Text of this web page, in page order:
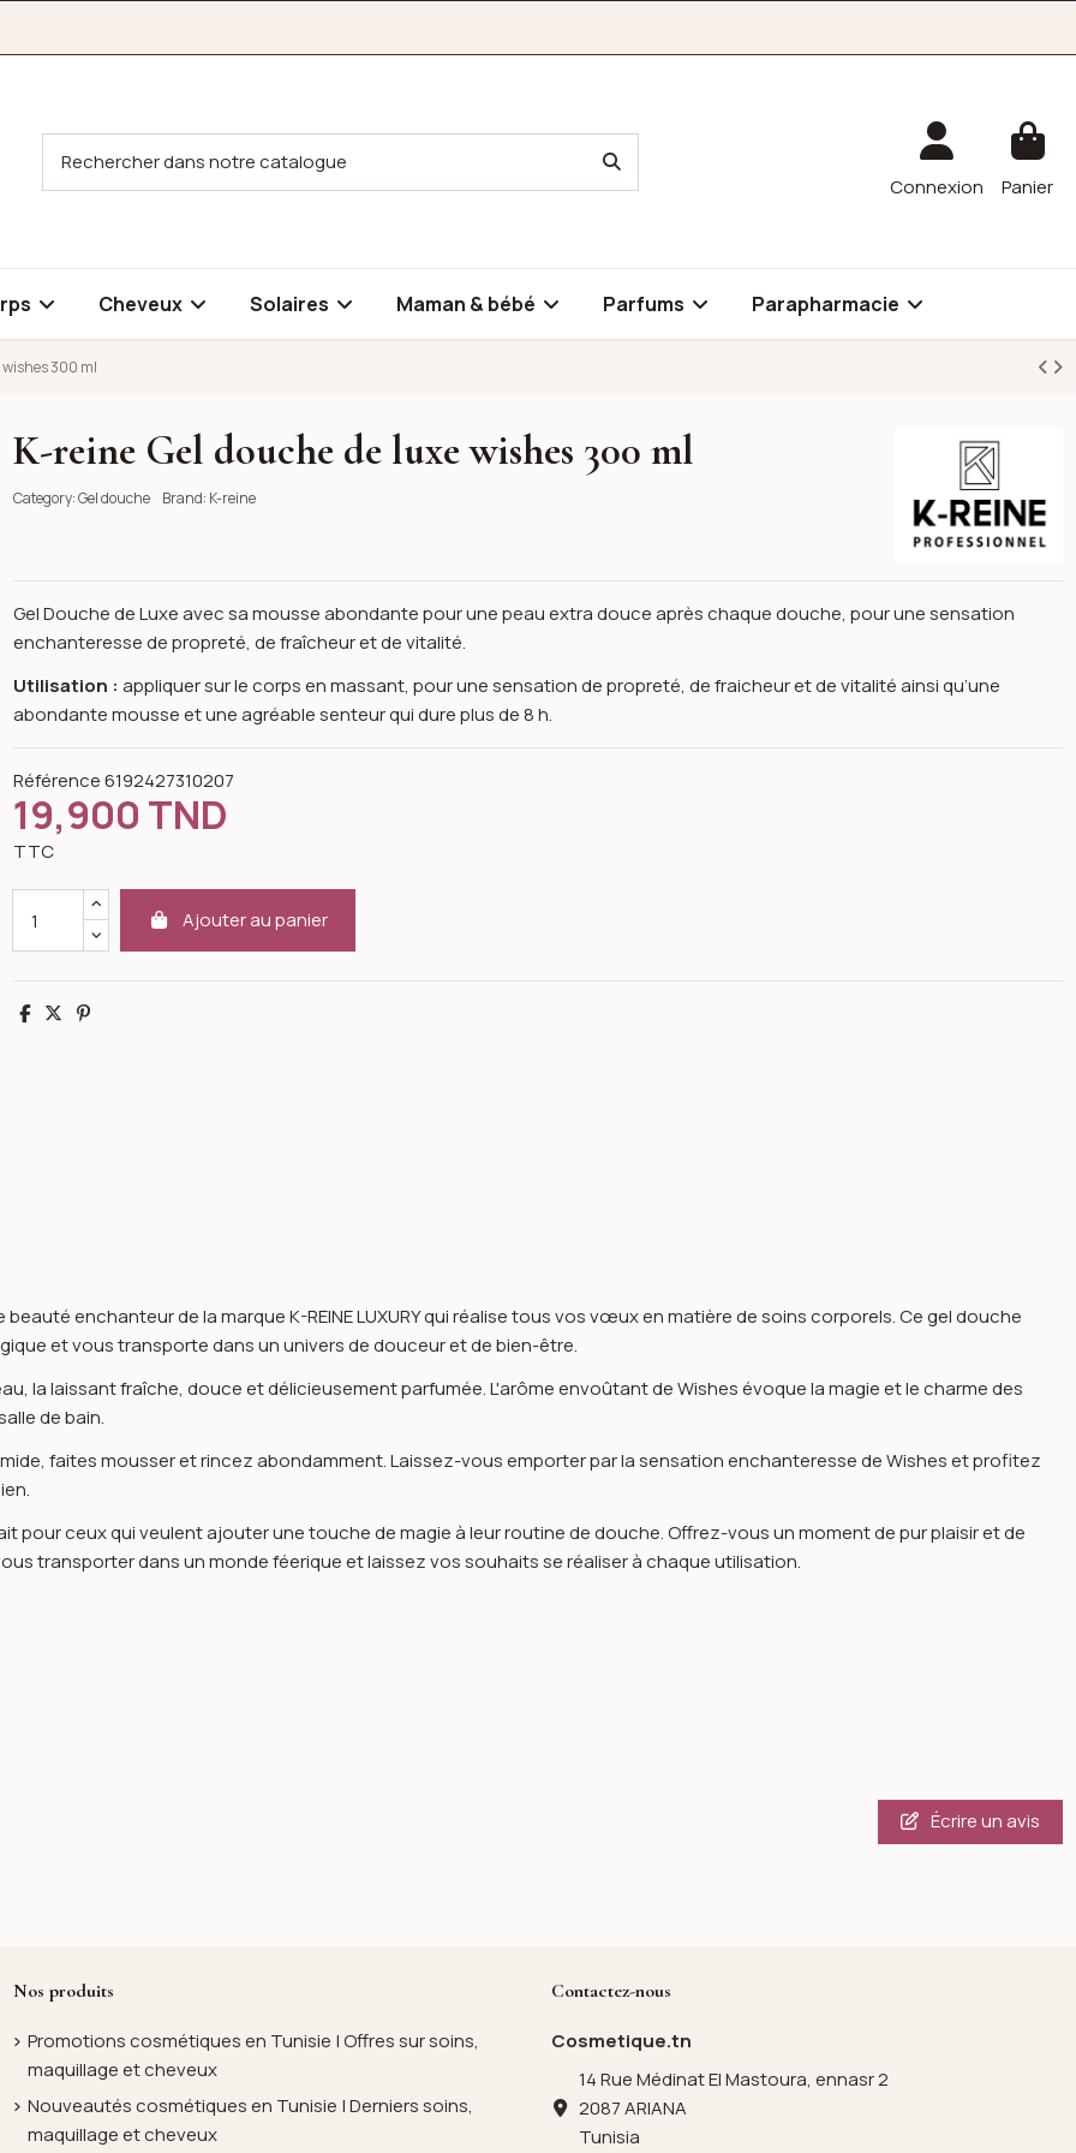
Connexion Panier
Cheveux Solaires Maman & bébé Parfums Parapharmacie
wishes 300 ml
300 ml
image gallery for K-reine Gel douche de luxe wishes 300 ml
K-reine Gel douche de luxe wishes 300 ml
Category:Gel douche Brand: K-reine
Gel Douche de Luxe avec sa mousse abondante pour une peau extra douce après chaque douche, pour une sensation
enchanteresse de propreté, de fraîcheur et de vitalité.
Utilisation : appliquer sur le corps en massant, pour une sensation de propreté, de fraicheur et de vitalité ainsi qu’une
abondante mousse et une agréable senteur qui dure plus de 8 h.
Référence 6192427310207
19,900 TND
TTC
Ajouter au panier
Partager
TweetPinterest
enchanteur de la marque K-REINE LUXURY qui réalise tous vos vœux en matière de soins corporels. Ce gel douche
et vous transporte dans un univers de douceur et de bien-être.
la laissant fraîche, douce et délicieusement parfumée. L'arôme envoûtant de Wishes évoque la magie et le charme des
de bain.
faites mousser et rincez abondamment. Laissez-vous emporter par la sensation enchanteresse de Wishes et profitez
pour ceux qui veulent ajouter une touche de magie à leur routine de douche. Offrez-vous un moment de pur plaisir et de
transporter dans un monde féerique et laissez vos souhaits se réaliser à chaque utilisation.
Écrire un avis
Nos produits
Promotions cosmétiques en Tunisie | Offres sur soins,
maquillage et cheveux
Nouveautés cosmétiques en Tunisie | Derniers soins,
maquillage et cheveux
Contactez-nous
Cosmetique.tn
14 Rue Médinat El Mastoura, ennasr 2
2087 ARIANA
Tunisia